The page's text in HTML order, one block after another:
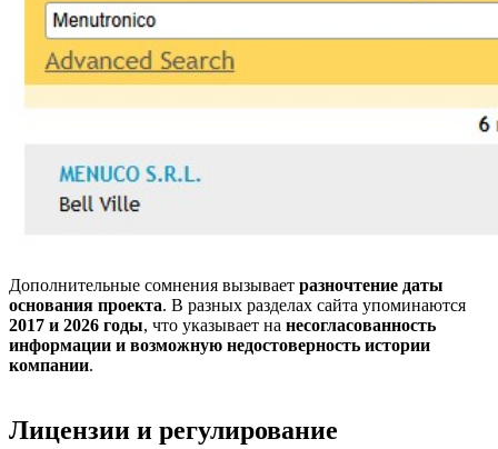
Дополнительные сомнения вызывает разночтение даты
основания проекта. В разных разделах сайта упоминаются
2017 и 2026 годы, что указывает на несогласованность
информации и возможную недостоверность истории
компании.
Лицензии и регулирование